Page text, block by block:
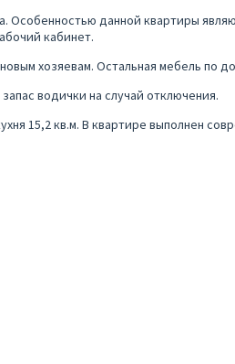
Особенностью данной квартиры
кабинет.
хозяевам. Остальная мебель по
водички на случай отключения.
15,2 кв.м. В квартире выполнен